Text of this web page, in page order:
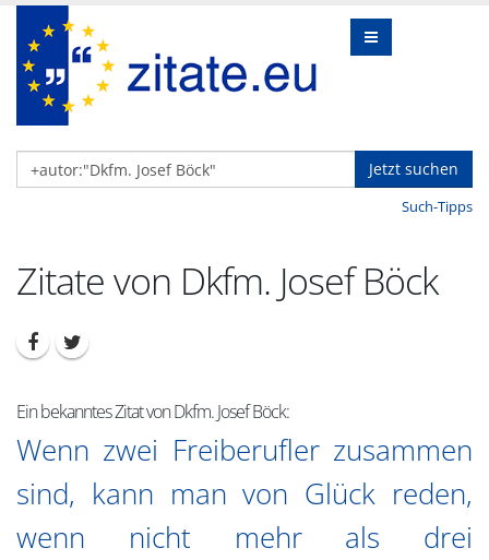
Jetzt suchen
Such-Tipps
Zitate von Dkfm. Josef Böck
Ein bekanntes Zitat von Dkfm. Josef Böck:
Wenn zwei Freiberufler zusammen
sind, kann man von Glück reden,
wenn nicht mehr als drei